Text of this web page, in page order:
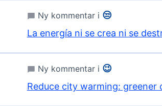
Ny kommentar i 😒
La energía ni se crea ni se
Ny kommentar i 😉
Reduce city warming: greener